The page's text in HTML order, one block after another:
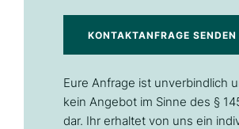
KONTAKTANFRAGE SENDEN
Eure Anfrage ist unverbindlich
kein Angebot im Sinne des §
dar. Ihr erhaltet von uns ein